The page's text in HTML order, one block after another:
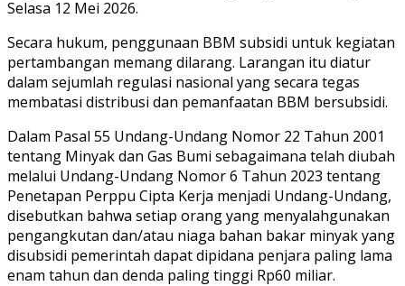
Selasa 12 Mei 2026.
Secara hukum, penggunaan BBM subsidi untuk kegiatan
pertambangan memang dilarang. Larangan itu diatur
dalam sejumlah regulasi nasional yang secara tegas
membatasi distribusi dan pemanfaatan BBM bersubsidi.
Dalam Pasal 55 Undang-Undang Nomor 22 Tahun 2001
tentang Minyak dan Gas Bumi sebagaimana telah diubah
melalui Undang-Undang Nomor 6 Tahun 2023 tentang
Penetapan Perppu Cipta Kerja menjadi Undang-Undang,
disebutkan bahwa setiap orang yang menyalahgunakan
pengangkutan dan/atau niaga bahan bakar minyak yang
disubsidi pemerintah dapat dipidana penjara paling lama
enam tahun dan denda paling tinggi Rp60 miliar.